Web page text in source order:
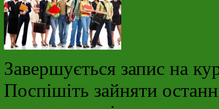
Завершується запис на
Поспішіть зайняти